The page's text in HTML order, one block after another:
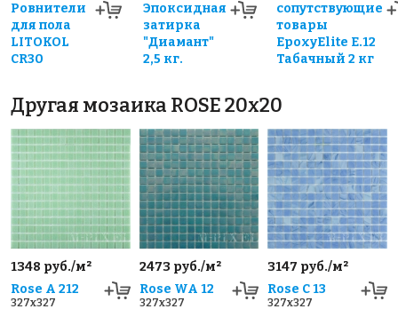
Ровнители
для пола
LITOKOL
CR30
Эпоксидная
затирка
"Диамант"
2,5 кг.
сопутствующие
товары
EpoxyElite E.12
Табачный 2 кг
Другая мозаика ROSE 20x20
1348 руб./м²
Rose A 212
327x327
2473 руб./м²
Rose WA 12
327x327
3147 руб./м²
Rose C 13
327x327